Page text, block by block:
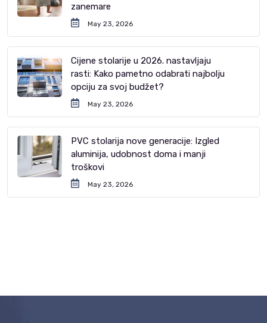
zanemare
May 23, 2026
Cijene stolarije u 2026. nastavljaju
rasti: Kako pametno odabrati najbolju
opciju za svoj budžet?
May 23, 2026
PVC stolarija nove generacije: Izgled
aluminija, udobnost doma i manji
troškovi
May 23, 2026